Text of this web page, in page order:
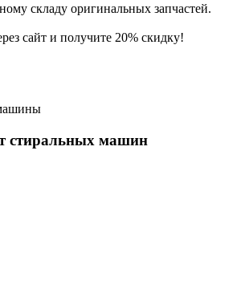
складу оригинальных запчастей.
сайт и получите 20% скидку!
стиральных машин